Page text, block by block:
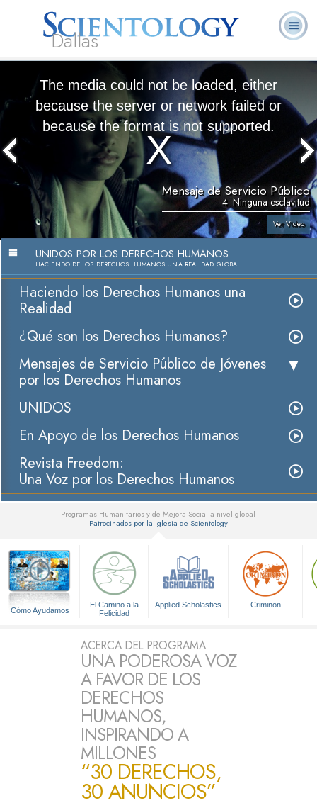
Dallas
Scientology?
Ministros
Voluntarios
Preguntas
Frecuentes
The media could not be loaded, either
because the server or network failed or
because the format is not supported.
Mensaje de Servicio Público
4. Ninguna esclavitud
Ver Video
UNIDOS POR LOS DERECHOS HUMANOS
HACIENDO DE LOS DERECHOS HUMANOS UNA REALIDAD GLOBAL
Haciendo los Derechos Humanos una
Realidad
¿Qué son los Derechos Humanos?
Mensajes de Servicio Público de Jóvenes
por los Derechos Humanos
UNIDOS
En Apoyo de los Derechos Humanos
Revista Freedom:
Una Voz por los Derechos Humanos
Programas Humanitarios y de Mejora Social a nivel global
Patrocinados por la Iglesia de Scientology
Cómo Ayudamos
El Camino a la
Felicidad
Applied Scholastics Criminon
ACERCA DEL PROGRAMA
UNA PODEROSA VOZ
A FAVOR DE LOS
DERECHOS
HUMANOS,
INSPIRANDO A
MILLONES
“30 DERECHOS,
30 ANUNCIOS”